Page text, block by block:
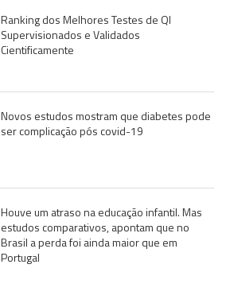
Ranking dos Melhores Testes de QI
Supervisionados e Validados
Cientificamente
Novos estudos mostram que diabetes pode
ser complicação pós covid-19
Houve um atraso na educação infantil. Mas
estudos comparativos, apontam que no
Brasil a perda foi ainda maior que em
Portugal